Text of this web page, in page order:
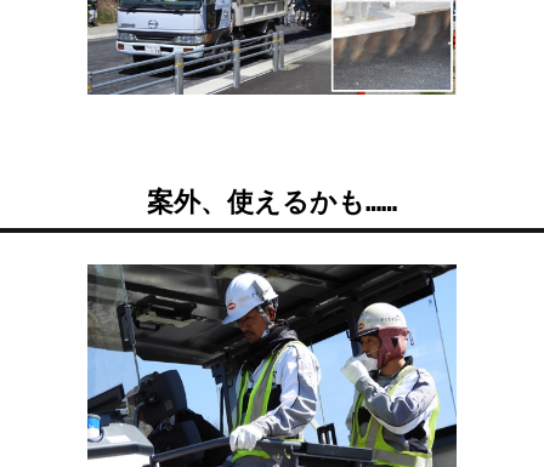
案外、使えるかも……